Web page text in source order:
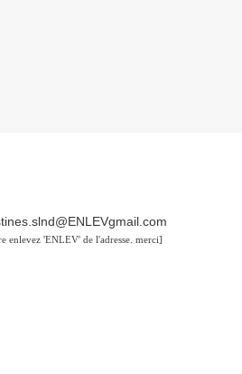
enlevez 'ENLEV' de l'adresse. merci]